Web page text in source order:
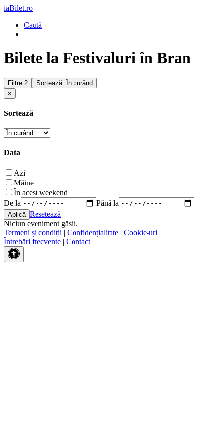
iaBilet.ro
Caută
Bilete la Festivaluri în Bran
Filtre 2
Sortează: În curând
×
Sortează
Data
Azi
Mâine
În acest weekend
De la
Până la
Resetează
Niciun eveniment găsit.
Termeni și condiții | Confidențialitate | Cookie-uri |
Întrebări frecvente | Contact